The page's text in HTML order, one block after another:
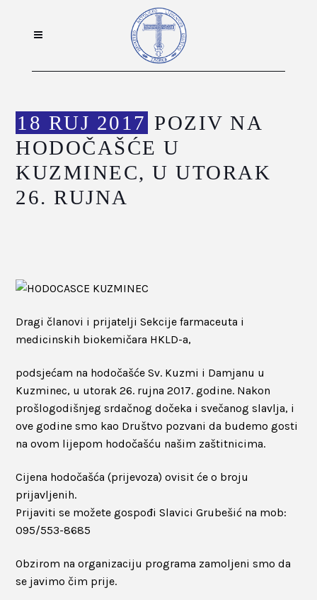
18 RUJ 2017 POZIV NA
HODOČAŠĆE U
KUZMINEC, U UTORAK
26. RUJNA
Dragi članovi i prijatelji Sekcije farmaceuta i
medicinskih biokemičara HKLD-a,
podsjećam na hodočašće Sv. Kuzmi i Damjanu u
Kuzminec, u utorak 26. rujna 2017. godine. Nakon
prošlogodišnjeg srdačnog dočeka i svečanog slavlja, i
ove godine smo kao Društvo pozvani da budemo gosti
na ovom lijepom hodočašću našim zaštitnicima.
Cijena hodočašća (prijevoza) ovisit će o broju
prijavljenih.
Prijaviti se možete gospođi Slavici Grubešić na mob:
095/553-8685
Obzirom na organizaciju programa zamoljeni smo da
se javimo čim prije.